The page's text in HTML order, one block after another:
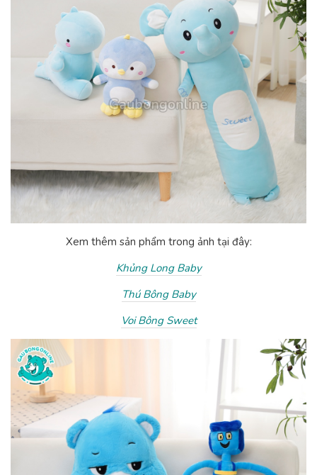
Xem thêm sản phẩm trong ảnh tại đây:
Khủng Long Baby
Thú Bông Baby
Voi Bông Sweet